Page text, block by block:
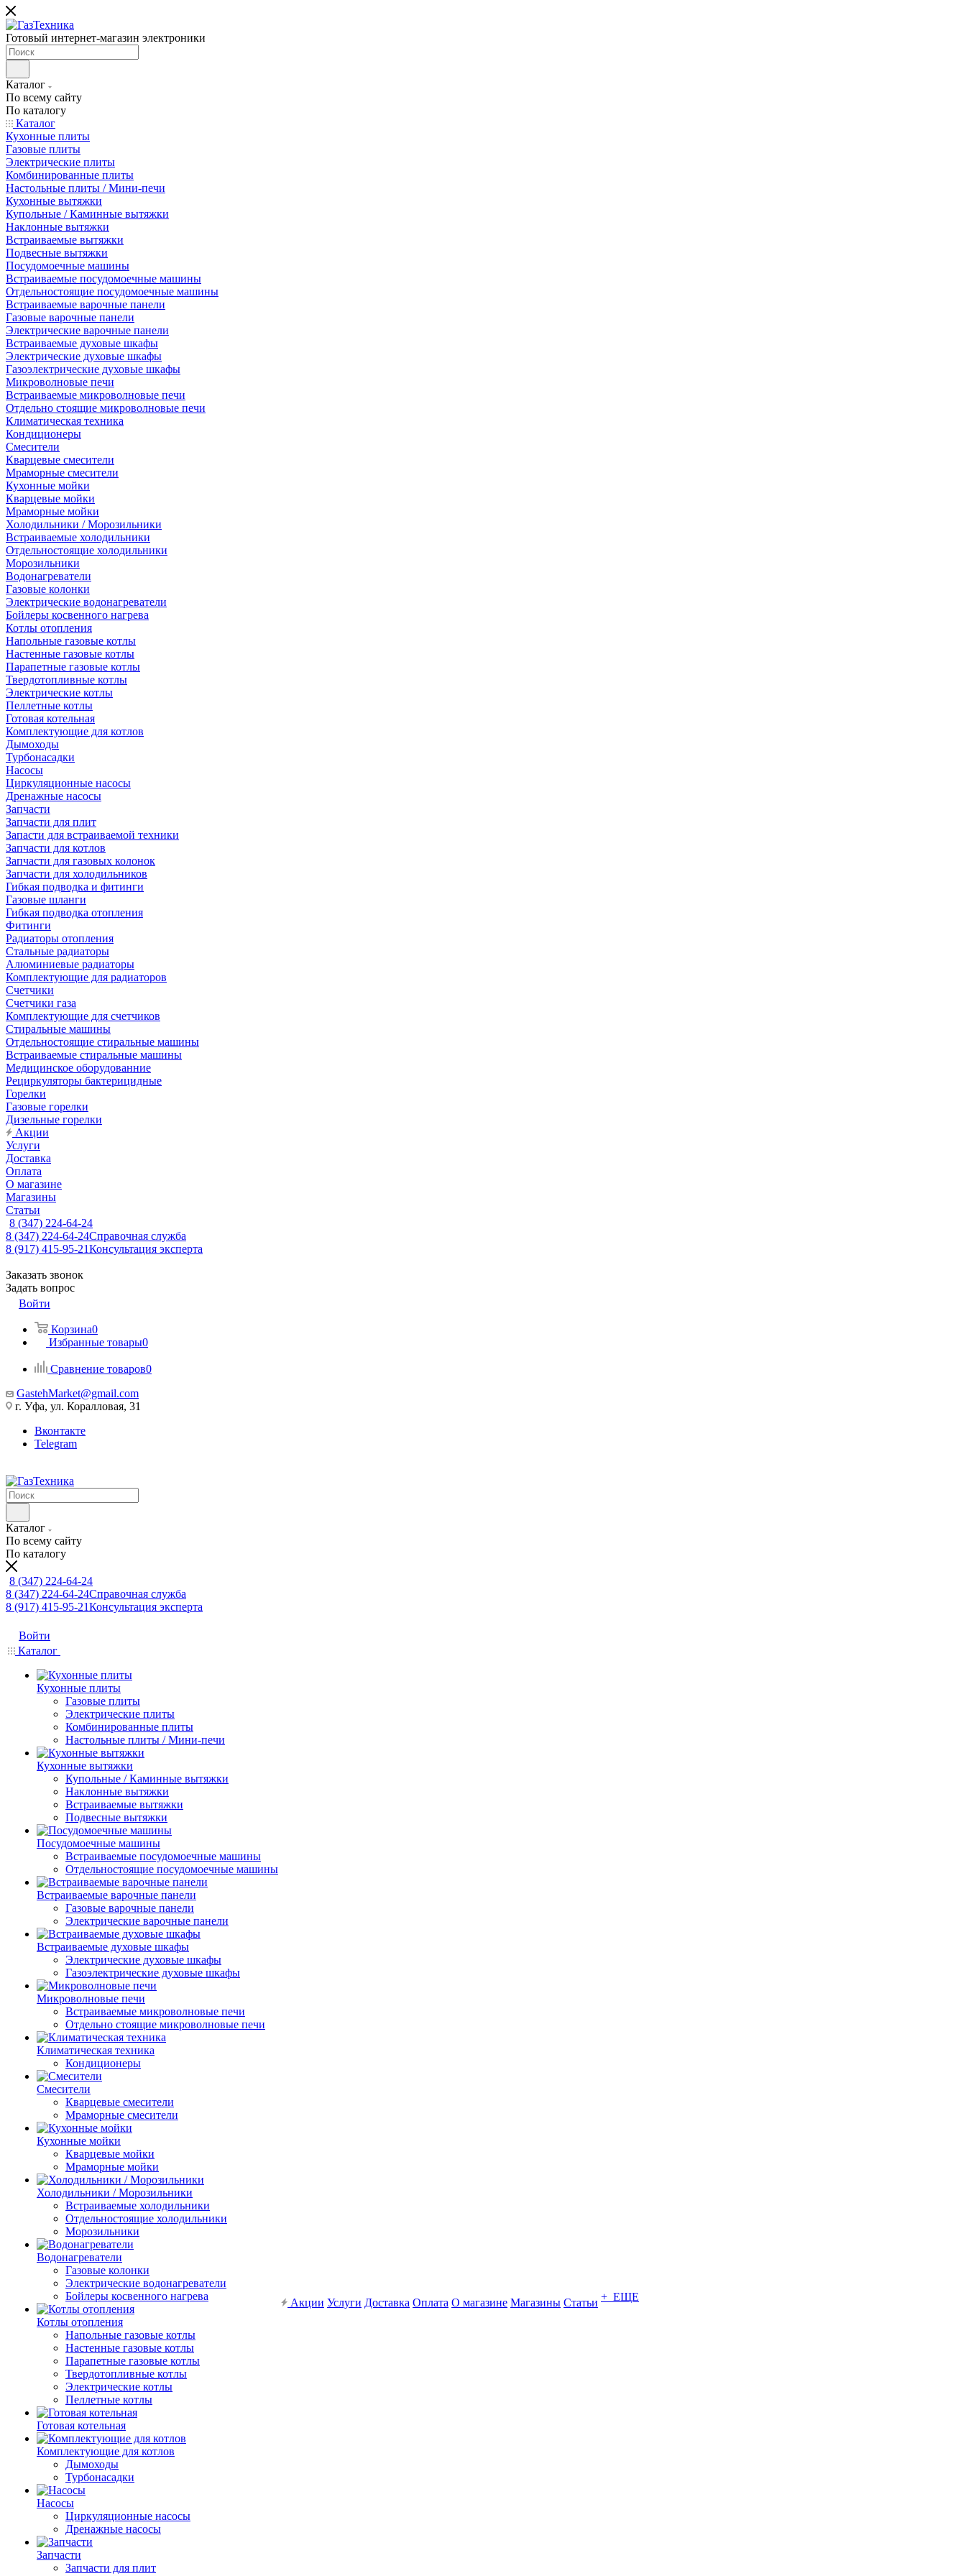
Готовый интернет-магазин электроники
Каталог
По всему сайту
По каталогу
Каталог
Кухонные плиты
Газовые плиты
Электрические плиты
Комбинированные плиты
Настольные плиты / Мини-печи
Кухонные вытяжки
Купольные / Каминные вытяжки
Наклонные вытяжки
Встраиваемые вытяжки
Подвесные вытяжки
Посудомоечные машины
Встраиваемые посудомоечные машины
Отдельностоящие посудомоечные машины
Встраиваемые варочные панели
Газовые варочные панели
Электрические варочные панели
Встраиваемые духовые шкафы
Электрические духовые шкафы
Газоэлектрические духовые шкафы
Микроволновые печи
Встраиваемые микроволновые печи
Отдельно стоящие микроволновые печи
Климатическая техника
Кондиционеры
Смесители
Кварцевые смесители
Мраморные смесители
Кухонные мойки
Кварцевые мойки
Мраморные мойки
Холодильники / Морозильники
Встраиваемые холодильники
Отдельностоящие холодильники
Морозильники
Водонагреватели
Газовые колонки
Электрические водонагреватели
Бойлеры косвенного нагрева
Котлы отопления
Напольные газовые котлы
Настенные газовые котлы
Парапетные газовые котлы
Твердотопливные котлы
Электрические котлы
Пеллетные котлы
Готовая котельная
Комплектующие для котлов
Дымоходы
Турбонасадки
Насосы
Циркуляционные насосы
Дренажные насосы
Запчасти
Запчасти для плит
Запасти для встраиваемой техники
Запчасти для котлов
Запчасти для газовых колонок
Запчасти для холодильников
Гибкая подводка и фитинги
Газовые шланги
Гибкая подводка отопления
Фитинги
Радиаторы отопления
Стальные радиаторы
Алюминиевые радиаторы
Комплектующие для радиаторов
Счетчики
Счетчики газа
Комплектующие для счетчиков
Стиральные машины
Отдельностоящие стиральные машины
Встраиваемые стиральные машины
Медицинское оборудованние
Рециркуляторы бактерицидные
Горелки
Газовые горелки
Дизельные горелки
Акции
Услуги
Доставка
Оплата
О магазине
Магазины
Статьи
8 (347) 224-64-24
8 (347) 224-64-24Справочная служба
8 (917) 415-95-21Консультация эксперта
Заказать звонок
Задать вопрос
Войти
Корзина0
Избранные товары0
Сравнение товаров0
GastehMarket@gmail.com
г. Уфа, ул. Коралловая, 31
Вконтакте
Telegram
Каталог
По всему сайту
По каталогу
8 (347) 224-64-24
8 (347) 224-64-24Справочная служба
8 (917) 415-95-21Консультация эксперта
Войти
Каталог
Кухонные плиты
Газовые плиты
Электрические плиты
Комбинированные плиты
Настольные плиты / Мини-печи
Кухонные вытяжки
Купольные / Каминные вытяжки
Наклонные вытяжки
Встраиваемые вытяжки
Подвесные вытяжки
Посудомоечные машины
Встраиваемые посудомоечные машины
Отдельностоящие посудомоечные машины
Встраиваемые варочные панели
Газовые варочные панели
Электрические варочные панели
Встраиваемые духовые шкафы
Электрические духовые шкафы
Газоэлектрические духовые шкафы
Микроволновые печи
Встраиваемые микроволновые печи
Отдельно стоящие микроволновые печи
Климатическая техника
Кондиционеры
Смесители
Кварцевые смесители
Мраморные смесители
Кухонные мойки
Кварцевые мойки
Мраморные мойки
Холодильники / Морозильники
Встраиваемые холодильники
Отдельностоящие холодильники
Морозильники
Водонагреватели
Газовые колонки
Электрические водонагреватели
Бойлеры косвенного нагрева
Котлы отопления
Напольные газовые котлы
Настенные газовые котлы
Парапетные газовые котлы
Твердотопливные котлы
Электрические котлы
Пеллетные котлы
Готовая котельная
Комплектующие для котлов
Дымоходы
Турбонасадки
Насосы
Циркуляционные насосы
Дренажные насосы
Запчасти
Запчасти для плит
Акции Услуги Доставка Оплата О магазине Магазины Статьи + ЕЩЕ